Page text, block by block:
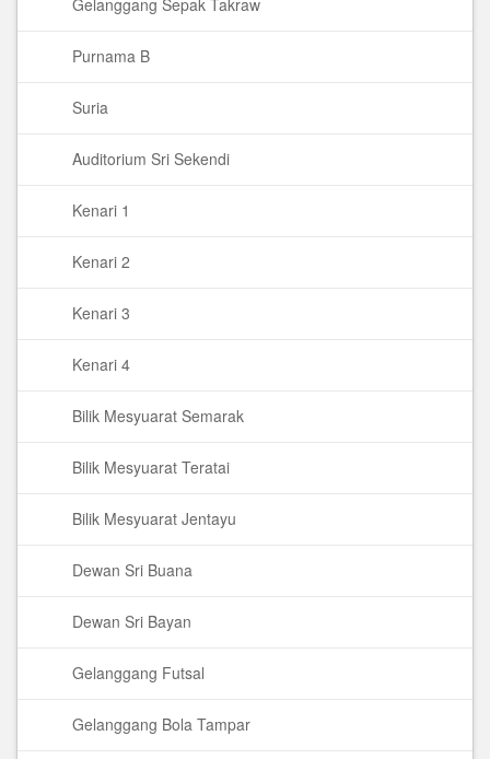
Gelanggang Sepak Takraw
Purnama B
Suria
Auditorium Sri Sekendi
Kenari 1
Kenari 2
Kenari 3
Kenari 4
Bilik Mesyuarat Semarak
Bilik Mesyuarat Teratai
Bilik Mesyuarat Jentayu
Dewan Sri Buana
Dewan Sri Bayan
Gelanggang Futsal
Gelanggang Bola Tampar